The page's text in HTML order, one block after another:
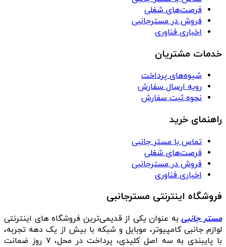
فرصت‌های شغلی
فروش در مسترجانبی
اخباری فناوری
خدمات مشتریان
شیوه‌های پرداخت
رویه ارسال سفارش
نحوه ثبت سفارش
راهنمای خرید
تماس با مستر جانبی
فرصت‌های شغلی
فروش در مسترجانبی
اخباری فناوری
فروشگاه اینترنتی مسترجانبی
مستر جانبیبه عنوان یکی از قدیمی‌ترین فروشگاه های اینترنتی
لوازم جانبی کامپیوتر، موبایل و شبکه با بیش از یک دهه تجربه،
با پایبندی به سه اصل کلیدی، پرداخت در محل، ۷ روز ضمانت